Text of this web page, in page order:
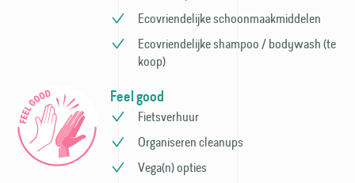
Ecovriendelijke schoonmaak­middelen
Ecovriendelijke shampoo / bodywash (te
koop)
Feel good
Fietsverhuur
Organiseren cleanups
Vega(n) opties